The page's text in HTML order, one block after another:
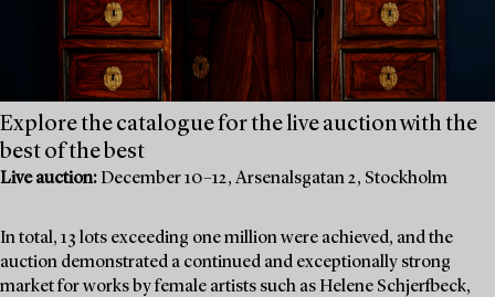
Explore the catalogue for the live auction with the
best of the best
Live auction: December 10–12, Arsenalsgatan 2, Stockholm
In total, 13 lots exceeding one million were achieved, and the
auction demonstrated a continued and exceptionally strong
market for works by female artists such as Helene Schjerfbeck,